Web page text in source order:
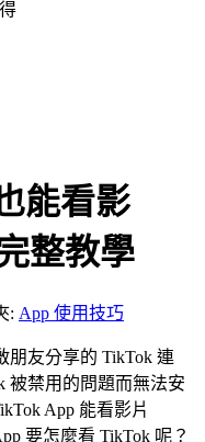
能看影
整教學
: App 使用技巧
朋友分享的 TikTok 連
被禁用的問題而無法安
App 能看影片
要怎麼看 TikTok 呢？